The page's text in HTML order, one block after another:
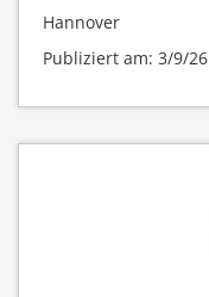
Hannover
Publiziert am: 3/9/26